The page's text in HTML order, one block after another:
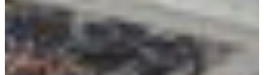
South America
Austria